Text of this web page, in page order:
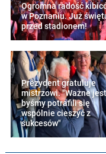
Ogromna radość
w Poznaniu. Już
przed stadionem!
Prezydent gratuluje
mistrzowi. "Ważne
byśmy potrafili się
wspólnie cieszyć z
sukcesów"